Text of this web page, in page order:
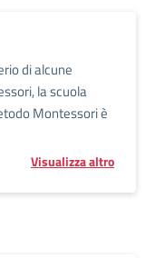
di alcune
la scuola
Montessori è
Visualizza altro